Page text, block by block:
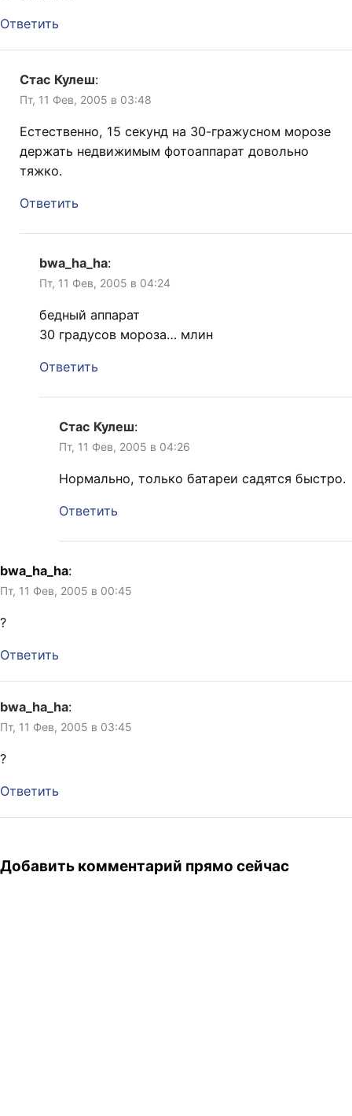
Ответить
Стас Кулеш:
Пт, 11 Фев, 2005 в 03:48
Естественно, 15 секунд на 30-гражусном морозе
держать недвижимым фотоаппарат довольно
тяжко.
Ответить
bwa_ha_ha:
Пт, 11 Фев, 2005 в 04:24
бедный аппарат
30 градусов мороза… млин
Ответить
Стас Кулеш:
Пт, 11 Фев, 2005 в 04:26
Нормально, только батареи садятся быстро.
Ответить
bwa_ha_ha:
Пт, 11 Фев, 2005 в 00:45
?
Ответить
bwa_ha_ha:
Пт, 11 Фев, 2005 в 03:45
?
Ответить
Добавить комментарий прямо сейчас